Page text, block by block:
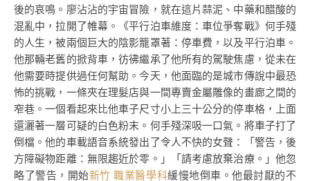
後的哀鳴。廖沾沾的宇宙冒險，就在這片蒜泥、中藥和醋酸的
混亂中，拉開了帷幕。《平行泊車維度：車位爭奪戰》何手殘
的人生，被兩個巨大的陰影籠罩著：停車費，以及平行泊車。
他那輛老舊的掀背車，彷彿繼承了他所有的駕駛焦慮，從未在
他需要時提供過任何幫助。今天，他面臨的是城市傳說中最恐
怖的挑戰，一條夾在理髮店與一間專賣金屬雕像的畫廊之間的
窄巷。一個看起來比他車子尺寸小上三十公分的停車格，上面
還灑著一層可疑的白色粉末。何手殘深吸一口氣。將車子打了
倒檔。他的車載語音系統發出了令人不快的女聲：「警告，後
方障礙物距離：無限趨近於零。」「請考慮放棄治療。」他忽
略了警告，開始新竹 職業醫學科緩慢地倒車。他最討厭的不